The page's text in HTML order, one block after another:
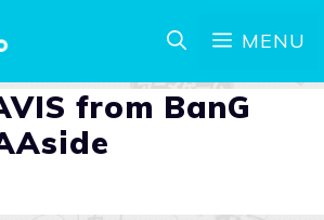
MENU
from BanG